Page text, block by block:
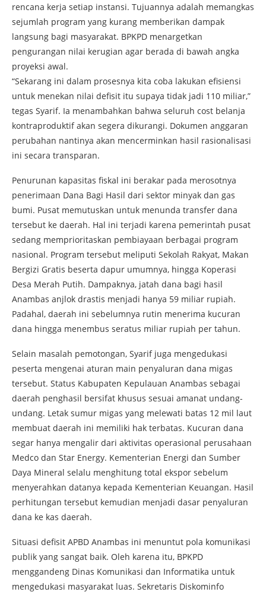
rencana kerja setiap instansi. Tujuannya adalah memangkas
sejumlah program yang kurang memberikan dampak
langsung bagi masyarakat. BPKPD menargetkan
pengurangan nilai kerugian agar berada di bawah angka
proyeksi awal.
“Sekarang ini dalam prosesnya kita coba lakukan efisiensi
untuk menekan nilai defisit itu supaya tidak jadi 110 miliar,”
tegas Syarif. Ia menambahkan bahwa seluruh cost belanja
kontraproduktif akan segera dikurangi. Dokumen anggaran
perubahan nantinya akan mencerminkan hasil rasionalisasi
ini secara transparan.
Penurunan kapasitas fiskal ini berakar pada merosotnya
penerimaan Dana Bagi Hasil dari sektor minyak dan gas
bumi. Pusat memutuskan untuk menunda transfer dana
tersebut ke daerah. Hal ini terjadi karena pemerintah pusat
sedang memprioritaskan pembiayaan berbagai program
nasional. Program tersebut meliputi Sekolah Rakyat, Makan
Bergizi Gratis beserta dapur umumnya, hingga Koperasi
Desa Merah Putih. Dampaknya, jatah dana bagi hasil
Anambas anjlok drastis menjadi hanya 59 miliar rupiah.
Padahal, daerah ini sebelumnya rutin menerima kucuran
dana hingga menembus seratus miliar rupiah per tahun.
Selain masalah pemotongan, Syarif juga mengedukasi
peserta mengenai aturan main penyaluran dana migas
tersebut. Status Kabupaten Kepulauan Anambas sebagai
daerah penghasil bersifat khusus sesuai amanat undang-
undang. Letak sumur migas yang melewati batas 12 mil laut
membuat daerah ini memiliki hak terbatas. Kucuran dana
segar hanya mengalir dari aktivitas operasional perusahaan
Medco dan Star Energy. Kementerian Energi dan Sumber
Daya Mineral selalu menghitung total ekspor sebelum
menyerahkan datanya kepada Kementerian Keuangan. Hasil
perhitungan tersebut kemudian menjadi dasar penyaluran
dana ke kas daerah.
Situasi defisit APBD Anambas ini menuntut pola komunikasi
publik yang sangat baik. Oleh karena itu, BPKPD
menggandeng Dinas Komunikasi dan Informatika untuk
mengedukasi masyarakat luas. Sekretaris Diskominfo